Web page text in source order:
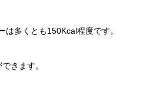
多くとも150Kcal程度です。
きます。